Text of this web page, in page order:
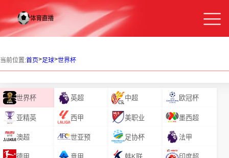
当前位置:首页>足球>世界杯
世界杯 英超 中超 欧冠杯
亚精英 西甲 美职业 墨西超
澳超 世亚预 足协杯 法甲